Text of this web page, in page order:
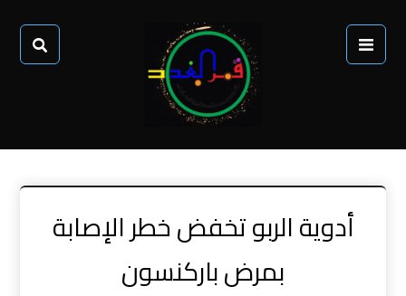
أدوية الربو تخفض خطر الإصابة
بمرض باركنسون